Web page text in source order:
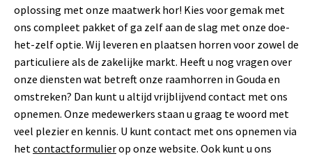
oplossing met onze maatwerk hor! Kies voor gemak met
ons compleet pakket of ga zelf aan de slag met onze doe-
het-zelf optie. Wij leveren en plaatsen horren voor zowel de
particuliere als de zakelijke markt. Heeft u nog vragen over
onze diensten wat betreft onze raamhorren in Gouda en
omstreken? Dan kunt u altijd vrijblijvend contact met ons
opnemen. Onze medewerkers staan u graag te woord met
veel plezier en kennis. U kunt contact met ons opnemen via
hetcontactformulierop onze website. Ook kunt u ons